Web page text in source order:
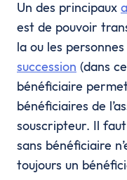
Un des principaux
est de pouvoir
la ou les
succession (dans
bénéficiaire
bénéficiaires de
souscripteur. Il
sans bénéficiaire
toujours un